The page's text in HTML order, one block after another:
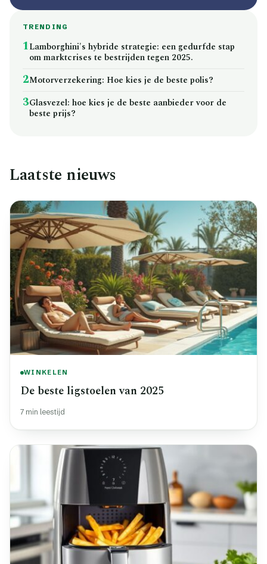
TRENDING
1Lamborghini's hybride strategie: een gedurfde stap
om marktcrises te bestrijden tegen 2025.
2Motorverzekering: Hoe kies je de beste polis?
3Glasvezel: hoe kies je de beste aanbieder voor de
beste prijs?
Laatste nieuws
WINKELEN
De beste ligstoelen van 2025
7 min leestijd